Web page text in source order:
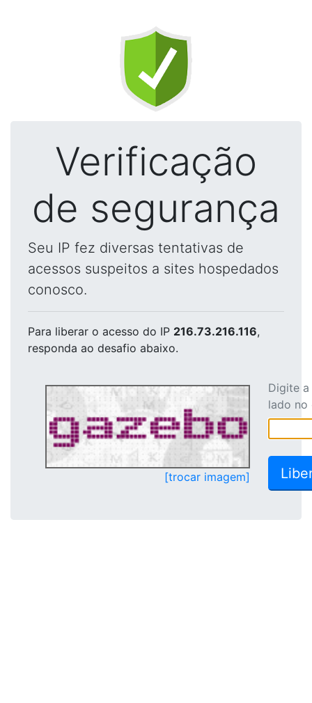
Verificação
de segurança
Seu IP fez diversas tentativas de
acessos suspeitos a sites hospedados
conosco.
Para liberar o acesso do IP 216.73.216.116,
responda ao desafio abaixo.
[trocar imagem]
Digite
lado no